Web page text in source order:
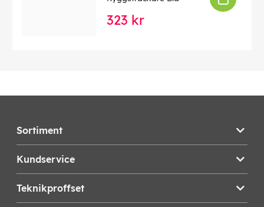
323 kr
Sortiment
Kundservice
Teknikproffset